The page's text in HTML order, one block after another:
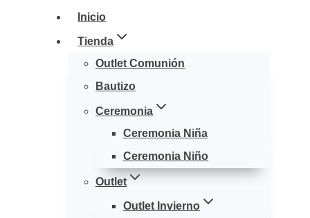
Inicio
Tienda
Outlet Comunión
Bautizo
Ceremonia
Ceremonia Niña
Ceremonia Niño
Outlet
Outlet Invierno